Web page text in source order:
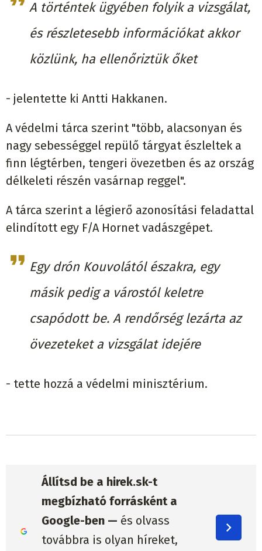
A történtek ügyében folyik a vizsgálat,
és részletesebb információkat akkor
közlünk, ha ellenőriztük őket
- jelentette ki Antti Hakkanen.
A védelmi tárca szerint "több, alacsonyan és
nagy sebességgel repülő tárgyat észleltek a
finn légtérben, tengeri övezetben és az ország
délkeleti részén vasárnap reggel".
A tárca szerint a légierő azonosítási feladattal
elindított egy F/A Hornet vadászgépet.
Egy drón Kouvolától északra, egy
másik pedig a várostól keletre
csapódott be. A rendőrség lezárta az
övezeteket a vizsgálat idejére
- tette hozzá a védelmi minisztérium.
Állítsd be a hirek.sk-t
megbízható forrásként a
Google-ben — és olvass
továbbra is olyan híreket,